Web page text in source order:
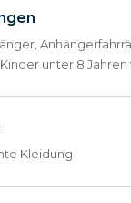
unter 8 Jahren
Kleidung